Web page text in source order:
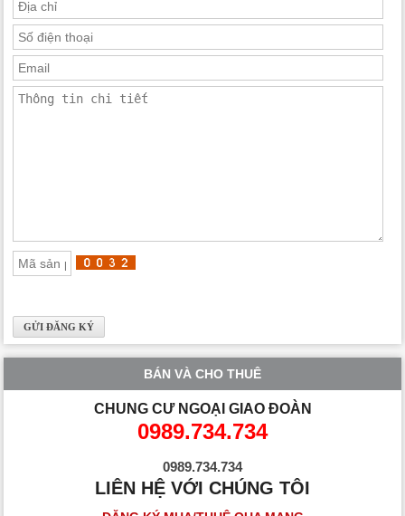
BÁN VÀ CHO THUÊ
CHUNG CƯ NGOẠI GIAO ĐOÀN
0989.734.734
0989.734.734
LIÊN HỆ VỚI CHÚNG TÔI